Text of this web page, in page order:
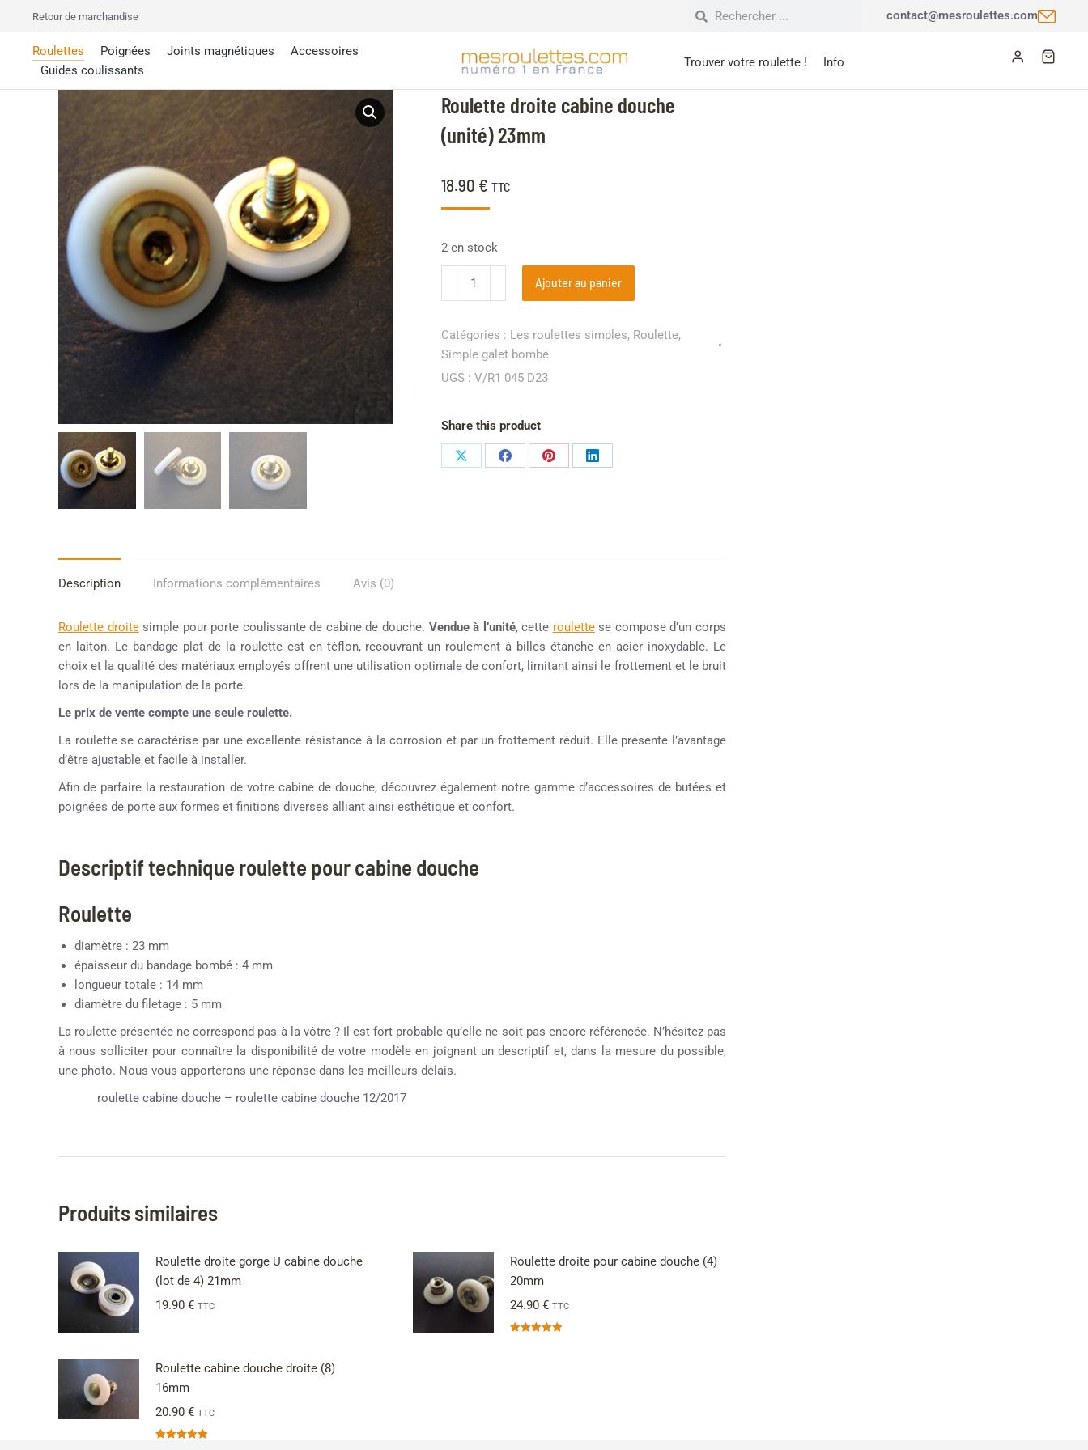
Retour de marchandise contact@mesroulettes.com
Roulettes Poignées Joints magnétiques
Accessoires
Guides coulissants
Trouver votre roulette ! Info
Roulette droite cabine douche
(unité) 23mm
18.90 € TTC
2 en stock
Ajouter au panier
Catégories : Les roulettes simples, Roulette,
Simple galet bombé
UGS : V/R1 045 D23
Share this product
Description Informations complémentaires Avis (0)
Roulette droitesimple pour porte coulissante de cabine de douche. Vendue à l’unité, cette roulettese compose d’un corps
en laiton. Le bandage plat de la roulette est en téflon, recouvrant un roulement à billes étanche en acier inoxydable. Le
choix et la qualité des matériaux employés offrent une utilisation optimale de confort, limitant ainsi le frottement et le bruit
lors de la manipulation de la porte.
Le prix de vente compte une seule roulette.
La roulette se caractérise par une excellente résistance à la corrosion et par un frottement réduit. Elle présente l’avantage
d’être ajustable et facile à installer.
Afin de parfaire la restauration de votre cabine de douche, découvrez également notre gamme d’accessoires de butées et
poignées de porte aux formes et finitions diverses alliant ainsi esthétique et confort.
Descriptif technique roulette pour cabine douche
Roulette
diamètre : 23 mm
épaisseur du bandage bombé : 4 mm
longueur totale : 14 mm
diamètre du filetage : 5 mm
La roulette présentée ne correspond pas à la vôtre ? Il est fort probable qu’elle ne soit pas encore référencée. N’hésitez pas
à nous solliciter pour connaître la disponibilité de votre modèle en joignant un descriptif et, dans la mesure du possible,
une photo. Nous vous apporterons une réponse dans les meilleurs délais.
roulette cabine douche – roulette cabine douche 12/2017
Produits similaires
Roulette droite gorge U cabine douche
(lot de 4) 21mm
19.90 € TTC
Roulette droite pour cabine douche (4)
20mm
24.90 € TTC
Roulette cabine douche droite (8)
16mm
20.90 € TTC